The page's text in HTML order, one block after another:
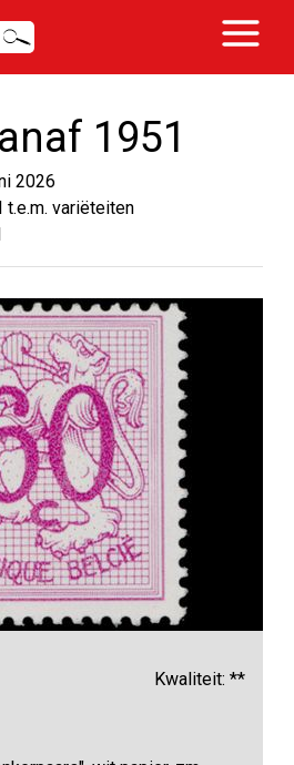
1951
2026
variëteiten
Kwaliteit: **